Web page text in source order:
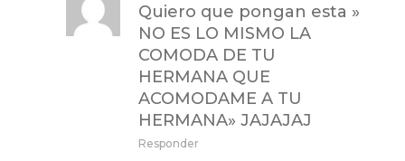
Quiero que pongan esta »
NO ES LO MISMO LA
COMODA DE TU
HERMANA QUE
ACOMODAME A TU
HERMANA» JAJAJAJ
Responder